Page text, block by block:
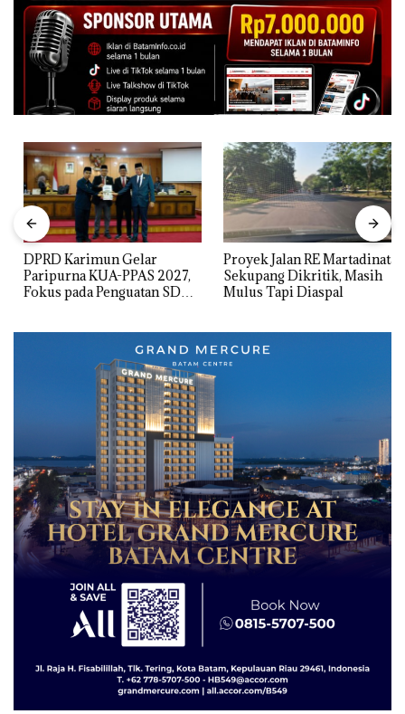
DPRD Karimun Gelar
Paripurna KUA-PPAS 2027,
Fokus pada Penguatan SDM,
Proyek Jalan RE Martadinata
Sekupang Dikritik, Masih
Mulus Tapi Diaspal